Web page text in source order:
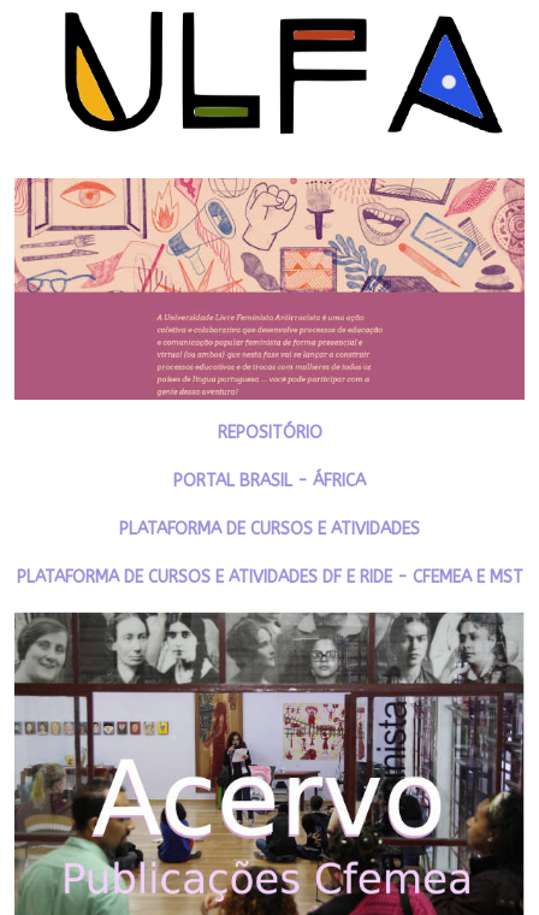
REPOSITÓRIO
PORTAL BRASIL - ÁFRICA
PLATAFORMA DE CURSOS E ATIVIDADES
PLATAFORMA DE CURSOS E ATIVIDADES DF E RIDE - CFEMEA E MST